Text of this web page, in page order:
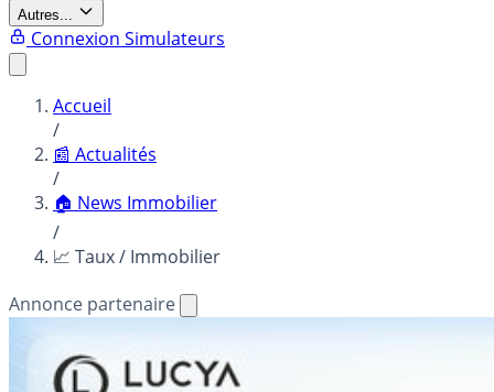
Autres...
Connexion Simulateurs
Accueil
/
📰 Actualités
/
🏠 News Immobilier
/
📈 Taux / Immobilier
Annonce partenaire